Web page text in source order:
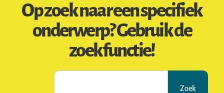
Op zoek naar een specifiek
onderwerp? Gebruik de
zoekfunctie!
Zoek